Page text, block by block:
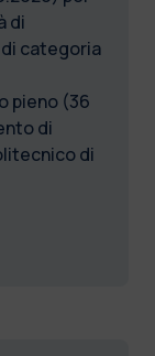
di
categoria
pieno (36
di
di